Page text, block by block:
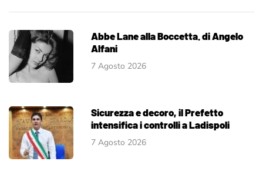
Abbe Lane alla Boccetta. di Angelo
Alfani
7 Agosto 2026
Sicurezza e decoro, il Prefetto
intensifica i controlli a Ladispoli
7 Agosto 2026